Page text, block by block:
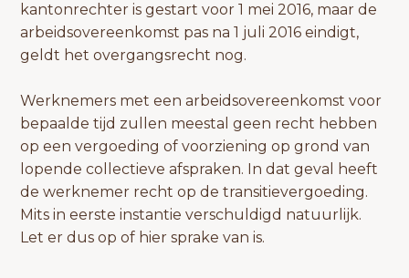
kantonrechter is gestart voor 1 mei 2016, maar de
arbeidsovereenkomst pas na 1 juli 2016 eindigt,
geldt het overgangsrecht nog.
Werknemers met een arbeidsovereenkomst voor
bepaalde tijd zullen meestal geen recht hebben
op een vergoeding of voorziening op grond van
lopende collectieve afspraken. In dat geval heeft
de werknemer recht op de transitievergoeding.
Mits in eerste instantie verschuldigd natuurlijk.
Let er dus op of hier sprake van is.